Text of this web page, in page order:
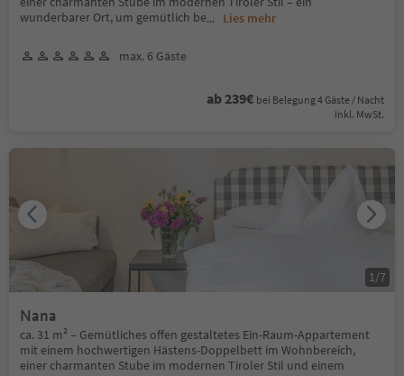
wunderbarer Ort, um gemütlich be... Lies mehr
max. 6 Gäste
ab 239€ bei Belegung 4 Gäste / Nacht
Inkl. MwSt.
Nana
ca. 31 m² – Gemütliches offen gestaltetes Ein-Raum-Appartement
mit einem hochwertigen Hästens-Doppelbett im Wohnbereich,
einer charmanten Stube im modernen Tiroler Stil und einem
1 /7